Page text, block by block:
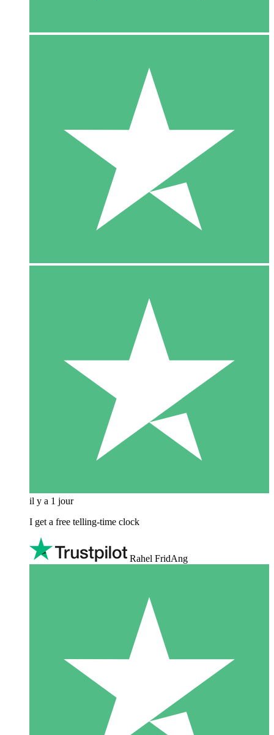
il y a 1 jour
I get a free telling-time clock
Rahel FridAng